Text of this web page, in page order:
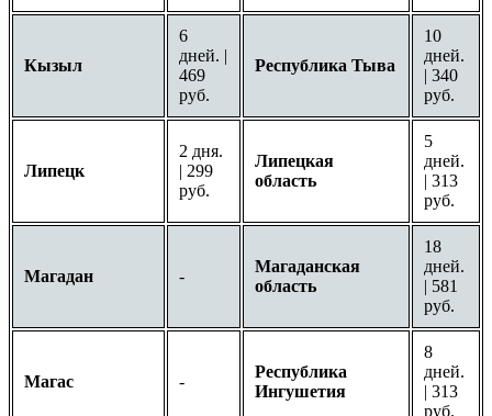
Кызыл
6
дней. |
469
руб.
Республика Тыва
10
дней.
| 340
руб.
Липецк
2 дня.
| 299
руб.
Липецкая
область
5
дней.
| 313
руб.
Магадан -
Магаданская
область
18
дней.
| 581
руб.
Магас -
Республика
Ингушетия
8
дней.
| 313
руб.